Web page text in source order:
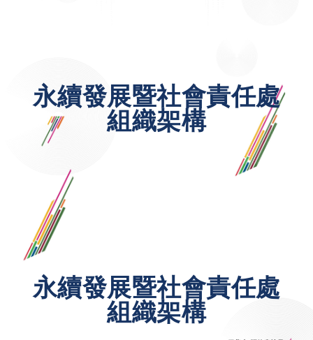
永續發展暨社會責任處
組織架構
永續發展暨社會責任處
組織架構